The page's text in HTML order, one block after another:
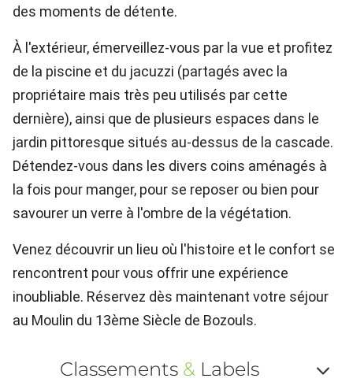
des moments de détente.
À l'extérieur, émerveillez-vous par la vue et profitez
de la piscine et du jacuzzi (partagés avec la
propriétaire mais très peu utilisés par cette
dernière), ainsi que de plusieurs espaces dans le
jardin pittoresque situés au-dessus de la cascade.
Détendez-vous dans les divers coins aménagés à
la fois pour manger, pour se reposer ou bien pour
savourer un verre à l'ombre de la végétation.
Venez découvrir un lieu où l'histoire et le confort se
rencontrent pour vous offrir une expérience
inoubliable. Réservez dès maintenant votre séjour
au Moulin du 13ème Siècle de Bozouls.
Classements &Labels